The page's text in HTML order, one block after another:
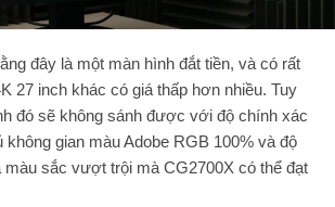
đây là một màn hình đắt tiền, và có rất
27 inch khác có giá thấp hơn nhiều. Tuy
đó sẽ không sánh được với độ chính xác
không gian màu Adobe RGB 100% và độ
màu sắc vượt trội mà CG2700X có thể đạt